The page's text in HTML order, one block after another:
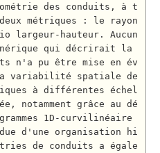
des conduits, à t
métriques : le rayon
largeur-hauteur. Aucun
qui décrirait la
n'a pu être mise en év
la variabilité spatiale de
à différentes échel
notamment grâce au dé
1D-curvilinéaire
d'une organisation hi
de conduits a égale